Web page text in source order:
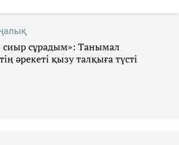
сиыр сұрадым»: Танымал
әрекеті қызу талқыға түсті